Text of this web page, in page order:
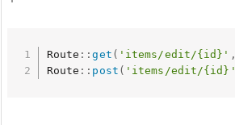
Route : :get ( 'items/edit/{id}' ,
Route : : post ( 'items/edit/{id}'